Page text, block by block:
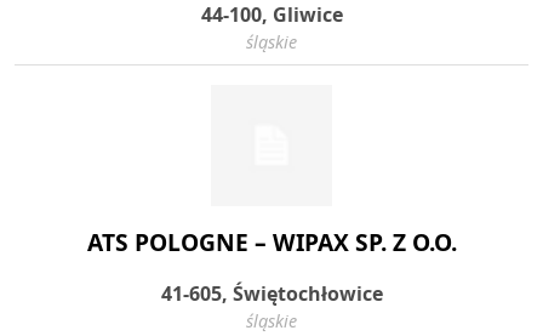
44-100, Gliwice
śląskie
ATS POLOGNE – WIPAX SP. Z O.O.
41-605, Świętochłowice
śląskie